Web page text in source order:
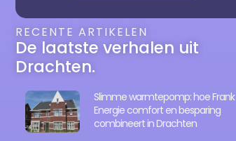
RECENTE ARTIKELEN
De laatste verhalen uit
Drachten.
Slimme warmtepomp: hoe Frank
Energie comfort en besparing
combineert in Drachten